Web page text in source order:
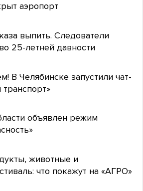
аэропорт
выпить. Следователи
25-летней давности
В Челябинске запустили чат-
объявлен режим
животные и
что покажут на «АГРО»